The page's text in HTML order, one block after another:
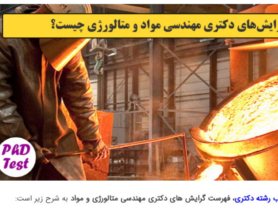
رشته دکتری، فهرست گرایش های دکتری مهندسی ﻣﺘﺎﻟﻮرژی و ﻣﻮاد به شرح زیر است: